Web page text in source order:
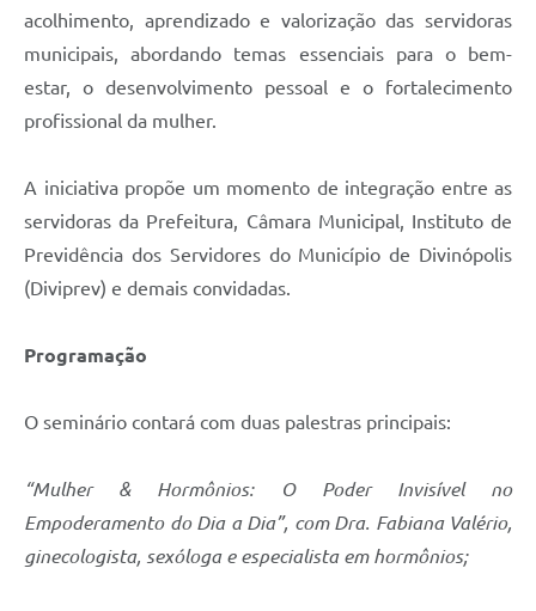
acolhimento, aprendizado e valorização das servidoras
municipais, abordando temas essenciais para o bem-
estar, o desenvolvimento pessoal e o fortalecimento
profissional da mulher.
A iniciativa propõe um momento de integração entre as
servidoras da Prefeitura, Câmara Municipal, Instituto de
Previdência dos Servidores do Município de Divinópolis
(Diviprev) e demais convidadas.
Programação
O seminário contará com duas palestras principais:
“Mulher & Hormônios: O Poder Invisível no
Empoderamento do Dia a Dia”, com Dra. Fabiana Valério,
ginecologista, sexóloga e especialista em hormônios;